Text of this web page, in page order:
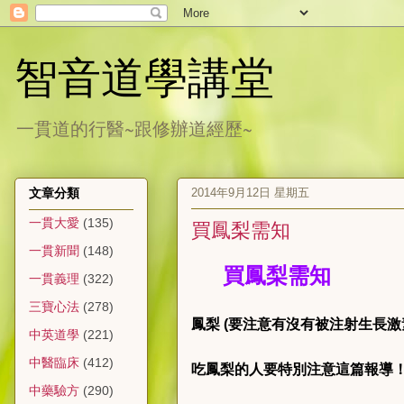
智音道學講堂
一貫道的行醫~跟修辦道經歷~
2014年9月12日 星期五
買鳳梨需知
買鳳梨需知
鳳梨 (要注意有沒有被注射生長激
吃鳳梨的人要特別注意這篇報導
文章分類
一貫大愛 (135)
一貫新聞 (148)
一貫義理 (322)
三寶心法 (278)
中英道學 (221)
中醫臨床 (412)
中藥驗方 (290)